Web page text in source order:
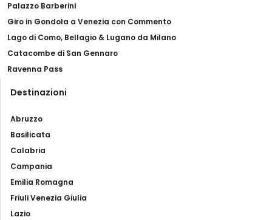
Palazzo Barberini
Giro in Gondola a Venezia con Commento
Lago di Como, Bellagio & Lugano da Milano
Catacombe di San Gennaro
Ravenna Pass
Destinazioni
Abruzzo
Basilicata
Calabria
Campania
Emilia Romagna
Friuli Venezia Giulia
Lazio